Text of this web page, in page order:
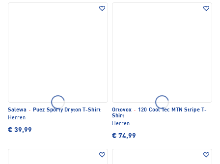
Salewa · Puez Sporty Dryton T-Shirt
Herren
€ 39,99
Ortovox · 120 Cool Tec MTN Stripe T-
Shirt
Herren
€ 74,99